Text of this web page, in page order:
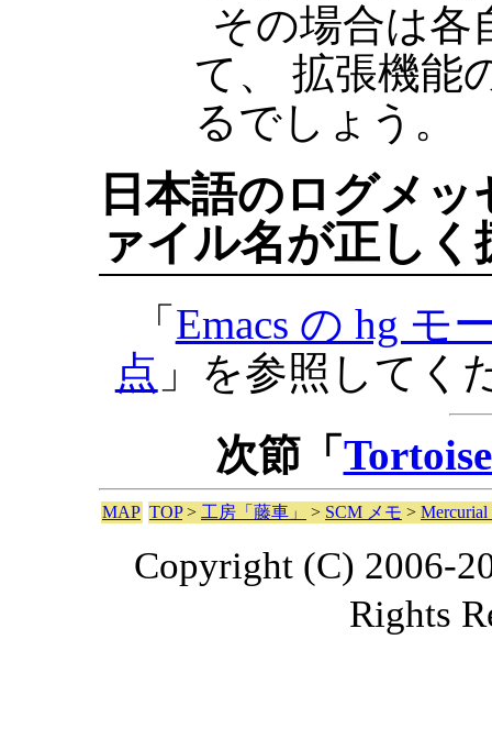
その場合は各
て、 拡張機能
るでしょう。
日本語のログメ
ァイル名が正しく
「 Emacs の hg モ
点 」を参照してく
次節「
MAP TOP> 工房「藤車」 > SCM メモ >
Copyright (C) 2006-
Rights